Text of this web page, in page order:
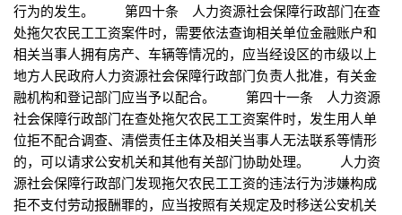
行为的发生。 第四十条 人力资源社会保障行政部门在查
处拖欠农民工工资案件时，需要依法查询相关单位金融账户和
相关当事人拥有房产、车辆等情况的，应当经设区的市级以上
地方人民政府人力资源社会保障行政部门负责人批准，有关金
融机构和登记部门应当予以配合。 第四十一条 人力资源
社会保障行政部门在查处拖欠农民工工资案件时，发生用人单
位拒不配合调查、清偿责任主体及相关当事人无法联系等情形
的，可以请求公安机关和其他有关部门协助处理。 人力资
源社会保障行政部门发现拖欠农民工工资的违法行为涉嫌构成
拒不支付劳动报酬罪的，应当按照有关规定及时移送公安机关